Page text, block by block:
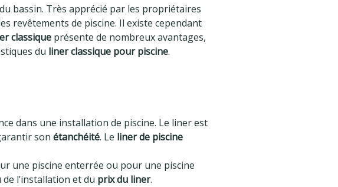
bassin. Très apprécié par les propriétaires
revêtements de piscine. Il existe cependant
classique présente de nombreux avantages,
du liner classique pour piscine.
dans une installation de piscine. Le liner est
son étanchéité. Le liner de piscine
une piscine enterrée ou pour une piscine
l’installation et du prix du liner.